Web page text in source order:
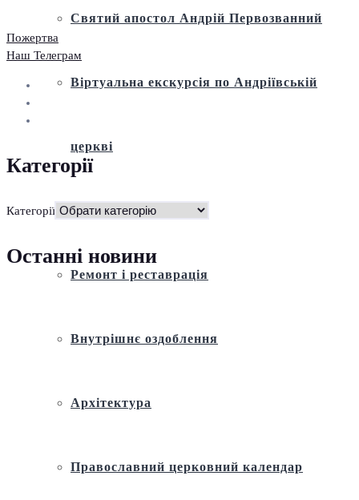
Святий апостол Андрій Первозванний
Віртуальна екскурсія по Андріївській
церкві
Історія
Ремонт і реставрація
Внутрішнє оздоблення
Архітектура
Православний церковний календар
Пожертва
Наш Телеграм
Категорії
Категорії
Останні новини